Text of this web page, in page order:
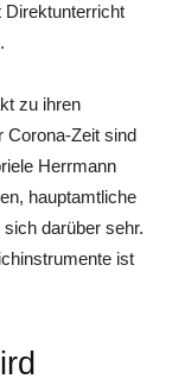
Direktunterricht
zu ihren
Corona-Zeit sind
Herrmann
hauptamtliche
darüber sehr.
ist